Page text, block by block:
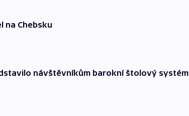
na Chebsku
návštěvníkům barokní štolový systém